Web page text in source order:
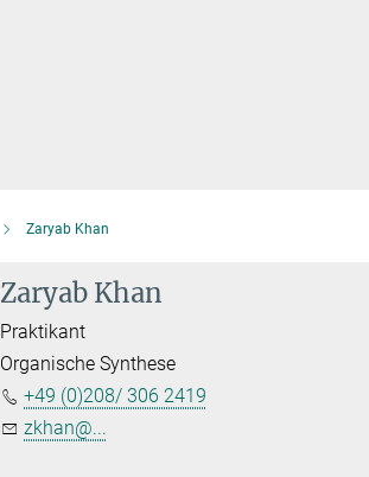
Zaryab Khan
Zaryab Khan
Praktikant
Organische Synthese
+49 (0)208/ 306 2419
zkhan@...